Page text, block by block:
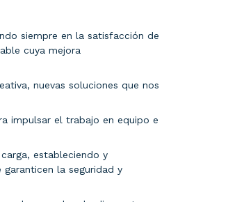
siempre en la satisfacción de
cuya mejora
nuevas soluciones que nos
impulsar el trabajo en equipo e
estableciendo y
la seguridad y